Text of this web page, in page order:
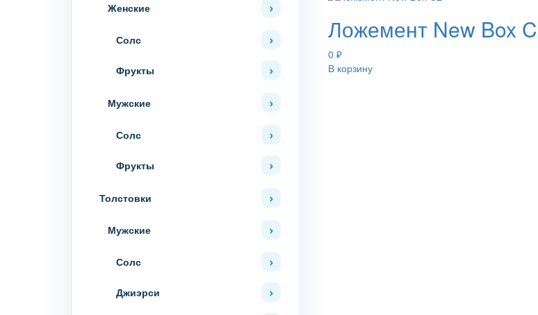
Женские
Солс
Фрукты
Мужские
Солс
Фрукты
Толстовки
Мужские
Солс
Джиэрси
Ложемент New Box
0 ₽
В корзину